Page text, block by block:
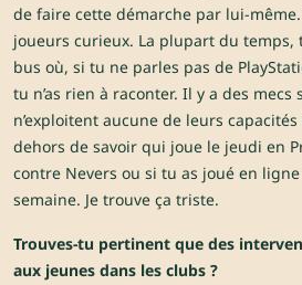
de faire cette démarche par lui-
joueurs curieux. La plupart du temps,
bus où, si tu ne parles pas de
tu n’as rien à raconter. Il y a des
n’exploitent aucune de leurs
dehors de savoir qui joue le jeudi en
contre Nevers ou si tu as joué en
semaine. Je trouve ça triste.
Trouves-tu pertinent que des
aux jeunes dans les clubs ?